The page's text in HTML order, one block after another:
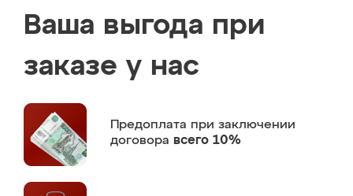
Ваша выгода при
заказе у нас
Предоплата при заключении
договора всего 10%